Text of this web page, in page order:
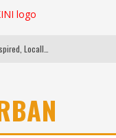
Pemkot Tangsel Kembangkan 36 Pos Lansia, Benyamin: Wujudkan Lansia Sehat, Aktif, dan Bahagia
Dari Lapangan Sekolah ke Podium Juara: SMP KP Ciparay dan SMP 1 Kutawaringin Menangi Puncak PLN Mobile